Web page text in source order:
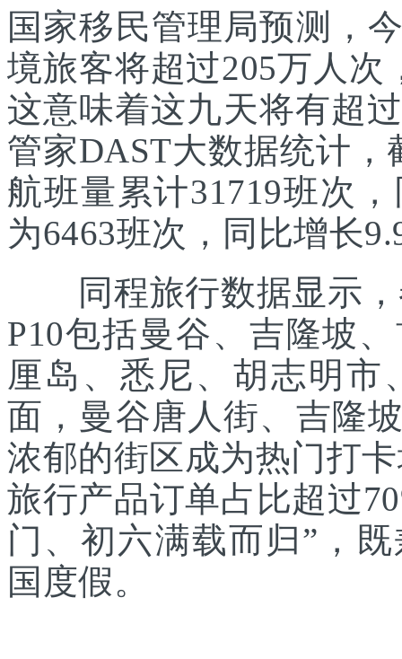
国家移民管理局预测，
境旅客将超过205万人次
这意味着这九天将有超
管家DAST大数据统计
航班量累计31719班次
为6463班次，同比增长
同程旅行数据显示，
P10包括曼谷、吉隆坡
厘岛、悉尼、胡志明市
面，曼谷唐人街、吉隆
浓郁的街区成为热门打
旅行产品订单占比超过
门、初六满载而归”，
国度假。